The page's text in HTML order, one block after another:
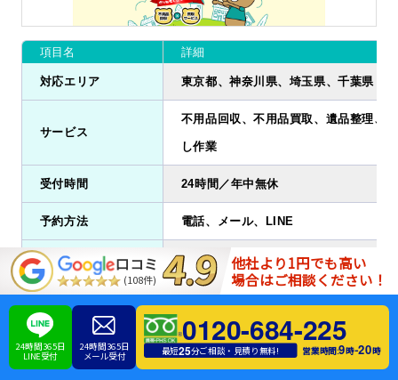
項目名 詳細
対応エリア 東京都、神奈川県、埼玉県、千葉県
サービス
不用品回収、不用品買取、遺品整理、
し作業
受付時間 24時間／年中無休
予約方法 電話、メール、LINE
支払方法 現金
住所
〒163-0532 東京都新宿区西新宿1丁目
階
公式サイト https://fuyouhin-kumanote.com/
口コミ
(108件)
他社より1円でも高い
場合はご相談ください！
24時間365日
LINE受付
24時間365日
メール受付
0120-684-225
最短25分ご相談・見積り無料! 営業時間:9時-20時